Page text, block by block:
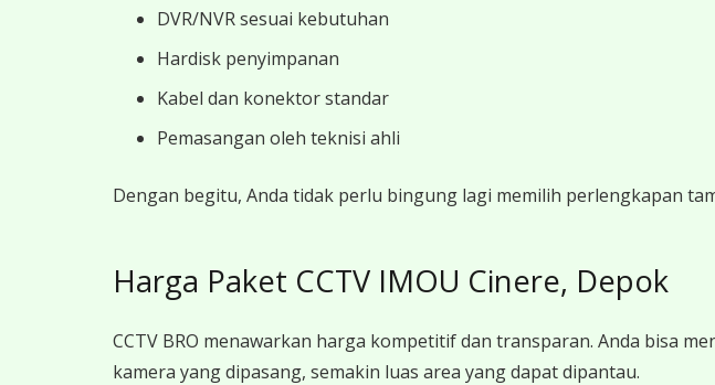
DVR/NVR sesuai kebutuhan
Hardisk penyimpanan
Kabel dan konektor standar
Pemasangan oleh teknisi ahli
Dengan begitu, Anda tidak perlu bingung lagi memilih perlengkapan
Harga Paket CCTV IMOU Cinere, Depok
CCTV BRO menawarkan harga kompetitif dan transparan. Anda bisa
kamera yang dipasang, semakin luas area yang dapat dipantau.